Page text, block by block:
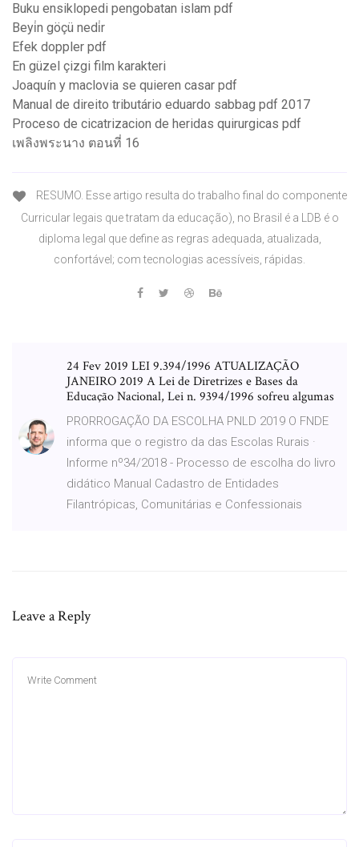
Buku ensiklopedi pengobatan islam pdf
Beyi̇n göçü nedi̇r
Efek doppler pdf
En güzel çizgi film karakteri
Joaquín y maclovia se quieren casar pdf
Manual de direito tributário eduardo sabbag pdf 2017
Proceso de cicatrizacion de heridas quirurgicas pdf
เพลิงพระนาง ตอนที่ 16
RESUMO. Esse artigo resulta do trabalho final do componente
Curricular legais que tratam da educação), no Brasil é a LDB é o
diploma legal que define as regras adequada, atualizada,
confortável; com tecnologias acessíveis, rápidas.
24 Fev 2019 LEI 9.394/1996 ATUALIZAÇÃO
JANEIRO 2019 A Lei de Diretrizes e Bases da
Educação Nacional, Lei n. 9394/1996 sofreu algumas
PRORROGAÇÃO DA ESCOLHA PNLD 2019 O FNDE
informa que o registro da das Escolas Rurais ·
Informe nº34/2018 - Processo de escolha do livro
didático Manual Cadastro de Entidades
Filantrópicas, Comunitárias e Confessionais
Leave a Reply